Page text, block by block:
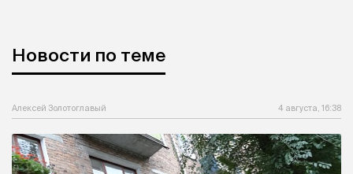
Новости по теме
Алексей Золотоглавый 4 августа, 16:38